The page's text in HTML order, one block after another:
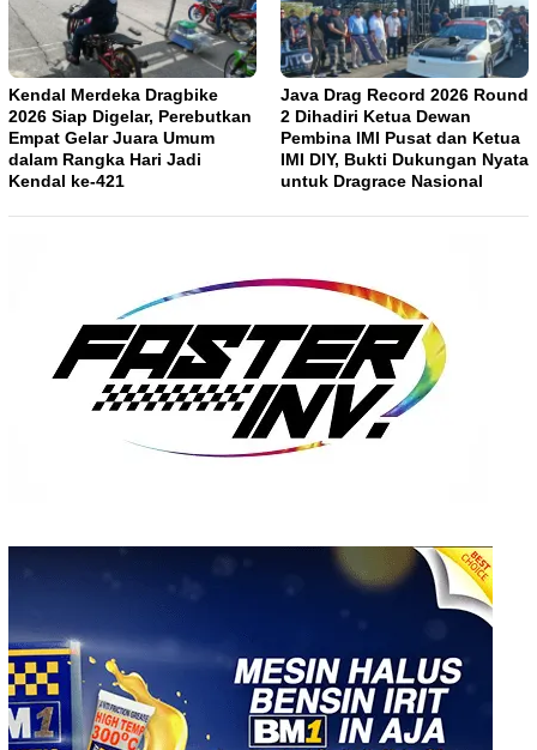
Kendal Merdeka Dragbike
2026 Siap Digelar, Perebutkan
Empat Gelar Juara Umum
dalam Rangka Hari Jadi
Kendal ke-421
Java Drag Record 2026 Round
2 Dihadiri Ketua Dewan
Pembina IMI Pusat dan Ketua
IMI DIY, Bukti Dukungan Nyata
untuk Dragrace Nasional